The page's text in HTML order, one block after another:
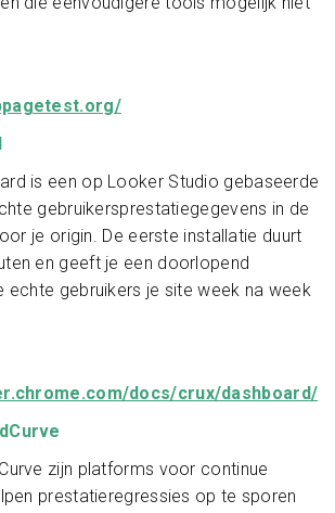
is een op Looker Studio gebaseerde
gebruikersprestatiegegevens in de
je origin. De eerste installatie duurt
en geeft je een doorlopend
echte gebruikers je site week na week
docs/crux/dashboard/
zijn platforms voor continue
prestatieregressies op te sporen